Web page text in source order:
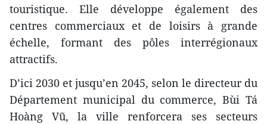
touristique. Elle développe également des
centres commerciaux et de loisirs à grande
échelle, formant des pôles interrégionaux
attractifs.
D’ici 2030 et jusqu’en 2045, selon le directeur du
Département municipal du commerce, Bùi Tá
Hoàng Vũ, la ville renforcera ses secteurs